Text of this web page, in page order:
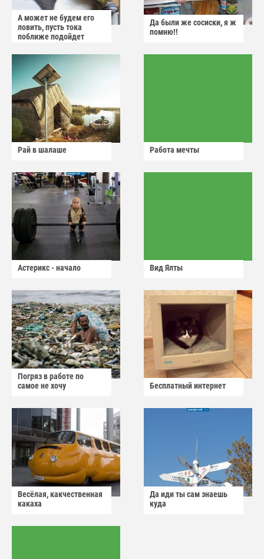
А может не будем его
ловить, пусть тока
поближе подойдет
Да были же сосиски, я ж
помню!!
Рай в шалаше Работа мечты
Астерикс - начало Вид Ялты
Погряз в работе по
самое не хочу
Бесплатный интернет
Весёлая, какчественная
какаха
Да иди ты сам знаешь
куда